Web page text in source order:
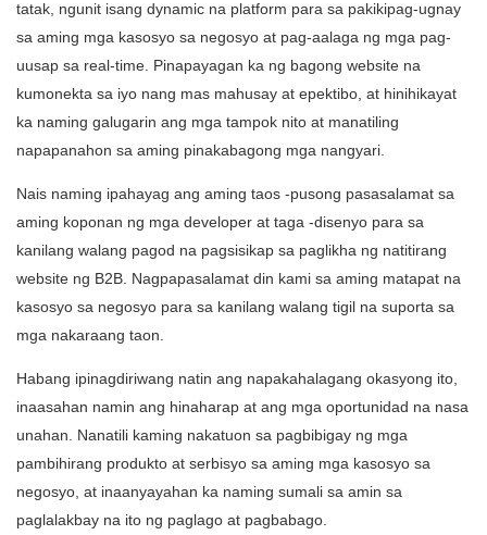
tatak, ngunit isang dynamic na platform para sa pakikipag-ugnay
sa aming mga kasosyo sa negosyo at pag-aalaga ng mga pag-
uusap sa real-time. Pinapayagan ka ng bagong website na
kumonekta sa iyo nang mas mahusay at epektibo, at hinihikayat
ka naming galugarin ang mga tampok nito at manatiling
napapanahon sa aming pinakabagong mga nangyari.
Nais naming ipahayag ang aming taos -pusong pasasalamat sa
aming koponan ng mga developer at taga -disenyo para sa
kanilang walang pagod na pagsisikap sa paglikha ng natitirang
website ng B2B. Nagpapasalamat din kami sa aming matapat na
kasosyo sa negosyo para sa kanilang walang tigil na suporta sa
mga nakaraang taon.
Habang ipinagdiriwang natin ang napakahalagang okasyong ito,
inaasahan namin ang hinaharap at ang mga oportunidad na nasa
unahan. Nanatili kaming nakatuon sa pagbibigay ng mga
pambihirang produkto at serbisyo sa aming mga kasosyo sa
negosyo, at inaanyayahan ka naming sumali sa amin sa
paglalakbay na ito ng paglago at pagbabago.